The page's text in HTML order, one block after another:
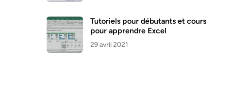
Tutoriels pour débutants et cours
pour apprendre Excel
29 avril 2021